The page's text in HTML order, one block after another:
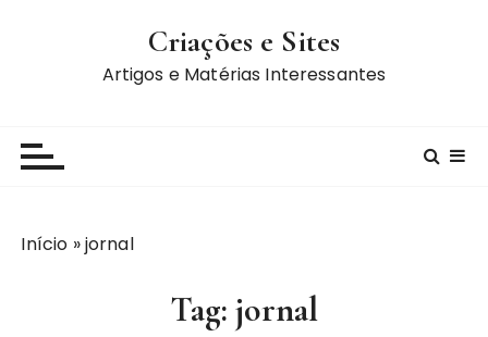
Criações e Sites
Artigos e Matérias Interessantes
Início »jornal
Tag: jornal